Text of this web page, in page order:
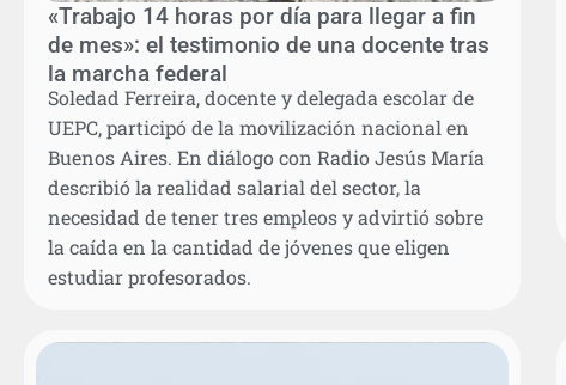
«Trabajo 14 horas por día para llegar a fin
de mes»: el testimonio de una docente tras
la marcha federal
Soledad Ferreira, docente y delegada escolar de
UEPC, participó de la movilización nacional en
Buenos Aires. En diálogo con Radio Jesús María
describió la realidad salarial del sector, la
necesidad de tener tres empleos y advirtió sobre
la caída en la cantidad de jóvenes que eligen
estudiar profesorados.